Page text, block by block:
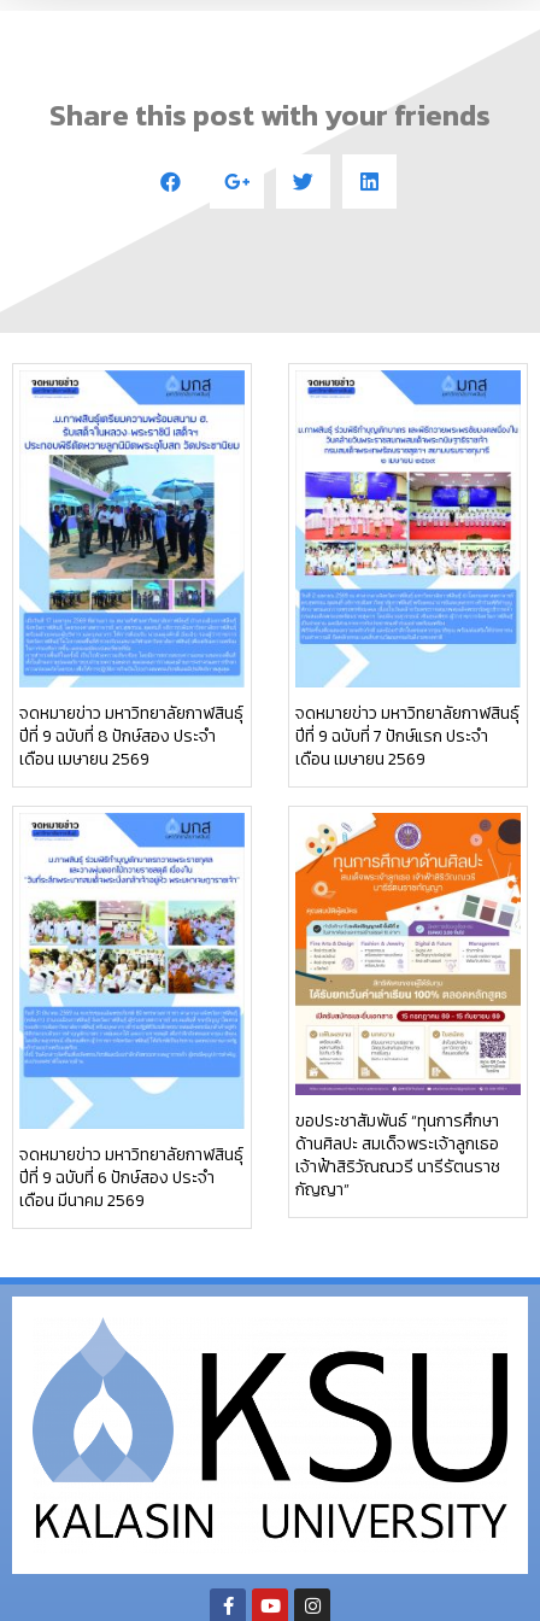
Share this post with your friends
จดหมายข่าว มหาวิทยาลัยกาฬสินธุ์
ปีที่ 9 ฉบับที่ 8 ปักษ์สอง ประจำ
เดือน เมษายน 2569
จดหมายข่าว มหาวิทยาลัยกาฬสินธุ์
ปีที่ 9 ฉบับที่ 7 ปักษ์แรก ประจำ
เดือน เมษายน 2569
จดหมายข่าว มหาวิทยาลัยกาฬสินธุ์
ปีที่ 9 ฉบับที่ 6 ปักษ์สอง ประจำ
เดือน มีนาคม 2569
ขอประชาสัมพันธ์ “ทุนการศึกษา
ด้านศิลปะ สมเด็จพระเจ้าลูกเธอ
เจ้าฟ้าสิริวัณณวรี นารีรัตนราช
กัญญา”